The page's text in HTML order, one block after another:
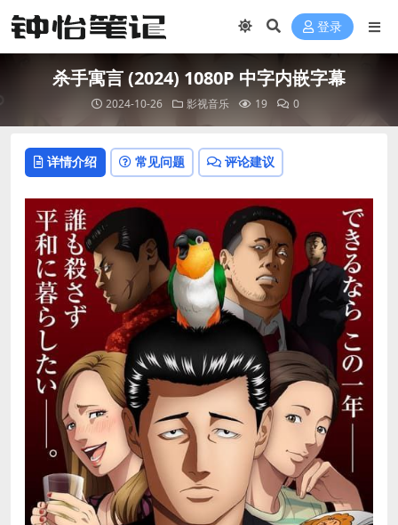
登录
杀手寓言 (2024) 1080P 中字内嵌字幕
2024-10-26 影视音乐 19 0
详情介绍 常见问题 评论建议